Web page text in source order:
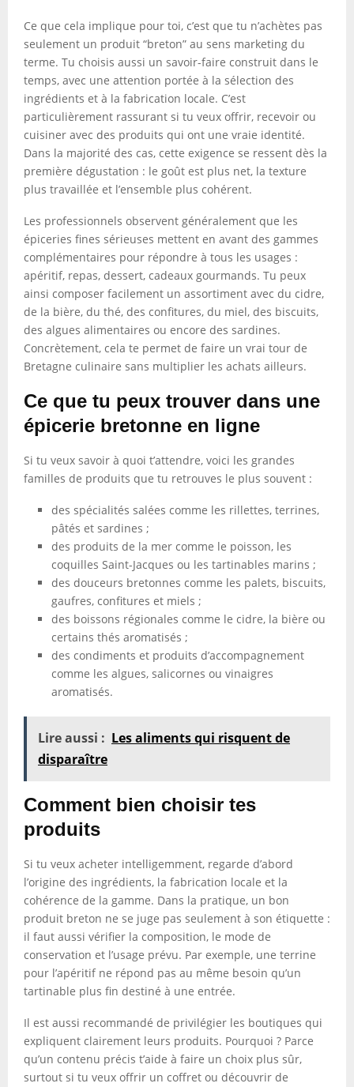
Ce que cela implique pour toi, c’est que tu n’achètes pas
seulement un produit “breton” au sens marketing du
terme. Tu choisis aussi un savoir-faire construit dans le
temps, avec une attention portée à la sélection des
ingrédients et à la fabrication locale. C’est
particulièrement rassurant si tu veux offrir, recevoir ou
cuisiner avec des produits qui ont une vraie identité.
Dans la majorité des cas, cette exigence se ressent dès la
première dégustation : le goût est plus net, la texture
plus travaillée et l’ensemble plus cohérent.
Les professionnels observent généralement que les
épiceries fines sérieuses mettent en avant des gammes
complémentaires pour répondre à tous les usages :
apéritif, repas, dessert, cadeaux gourmands. Tu peux
ainsi composer facilement un assortiment avec du cidre,
de la bière, du thé, des confitures, du miel, des biscuits,
des algues alimentaires ou encore des sardines.
Concrètement, cela te permet de faire un vrai tour de
Bretagne culinaire sans multiplier les achats ailleurs.
Ce que tu peux trouver dans une
épicerie bretonne en ligne
Si tu veux savoir à quoi t’attendre, voici les grandes
familles de produits que tu retrouves le plus souvent :
des spécialités salées comme les rillettes, terrines,
pâtés et sardines ;
des produits de la mer comme le poisson, les
coquilles Saint-Jacques ou les tartinables marins ;
des douceurs bretonnes comme les palets, biscuits,
gaufres, confitures et miels ;
des boissons régionales comme le cidre, la bière ou
certains thés aromatisés ;
des condiments et produits d’accompagnement
comme les algues, salicornes ou vinaigres
aromatisés.
Lire aussi : Les aliments qui risquent de
disparaître
Comment bien choisir tes
produits
Si tu veux acheter intelligemment, regarde d’abord
l’origine des ingrédients, la fabrication locale et la
cohérence de la gamme. Dans la pratique, un bon
produit breton ne se juge pas seulement à son étiquette :
il faut aussi vérifier la composition, le mode de
conservation et l’usage prévu. Par exemple, une terrine
pour l’apéritif ne répond pas au même besoin qu’un
tartinable plus fin destiné à une entrée.
Il est aussi recommandé de privilégier les boutiques qui
expliquent clairement leurs produits. Pourquoi ? Parce
qu’un contenu précis t’aide à faire un choix plus sûr,
surtout si tu veux offrir un coffret ou découvrir de